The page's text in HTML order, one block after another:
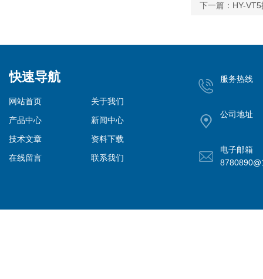
下一篇： HY-
快速导航
网站首页
关于我们
产品中心
新闻中心
技术文章
资料下载
在线留言
联系我们
服务热线
公司地址
电子邮箱